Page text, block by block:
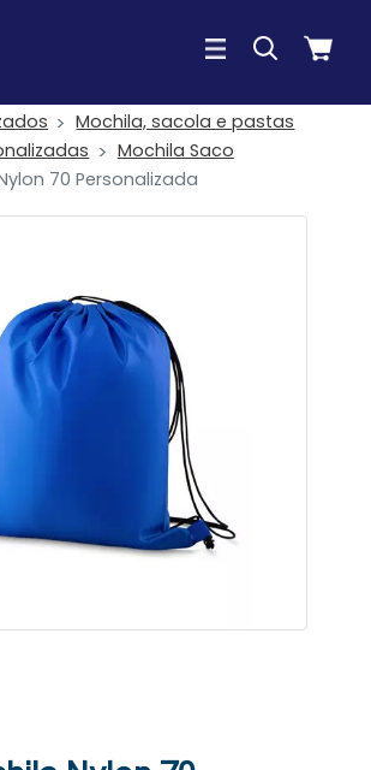
Mochila, sacola e pastas
Mochila Saco
70 Personalizada